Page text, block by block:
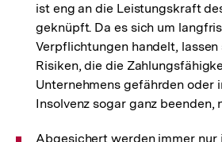
ist eng an die Leistungskraft
geknüpft. Da es sich um
Verpflichtungen handelt,
Risiken, die die
Unternehmens gefährden oder
Insolvenz sogar ganz beenden,
Abgesichert werden immer nur